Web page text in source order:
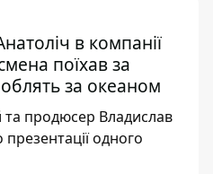
в компанії
поїхав за
за океаном
продюсер Владислав
одного